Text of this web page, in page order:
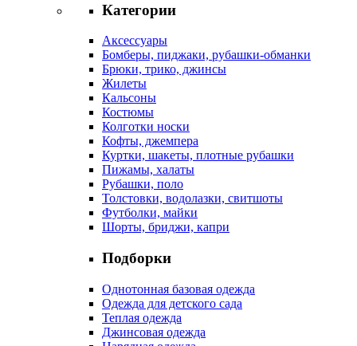
Категории
Аксессуары
Бомберы, пиджаки, рубашки-обманки
Брюки, трико, джинсы
Жилеты
Кальсоны
Костюмы
Колготки носки
Кофты, джемпера
Куртки, шакеты, плотные рубашки
Пижамы, халаты
Рубашки, поло
Толстовки, водолазки, свитшоты
Футболки, майки
Шорты, бриджи, капри
Подборки
Однотонная базовая одежда
Одежда для детского сада
Теплая одежда
Джинсовая одежда